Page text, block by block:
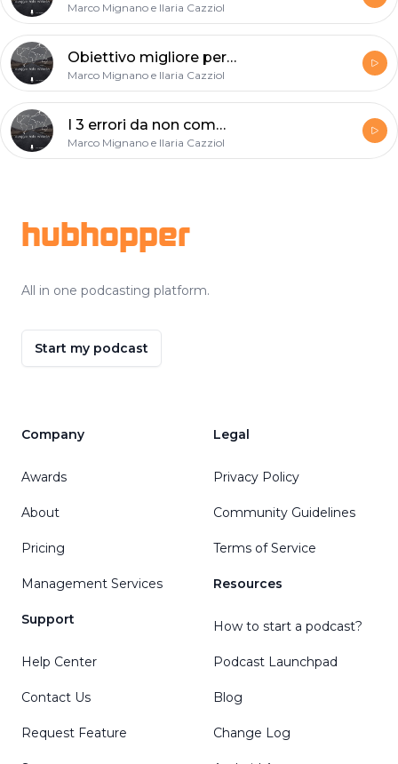
Marco Mignano e Ilaria Cazziol
Obiettivo migliore per iniziare a fotografare
Marco Mignano e Ilaria Cazziol
I 3 errori da non commettere nella fotografia di viaggio
Marco Mignano e Ilaria Cazziol
hubhopper
All in one podcasting platform.
Start my podcast
Company
Awards
About
Pricing
Management Services
Support
Help Center
Contact Us
Request Feature
Legal
Privacy Policy
Community Guidelines
Terms of Service
Resources
How to start a podcast?
Podcast Launchpad
Blog
Change Log